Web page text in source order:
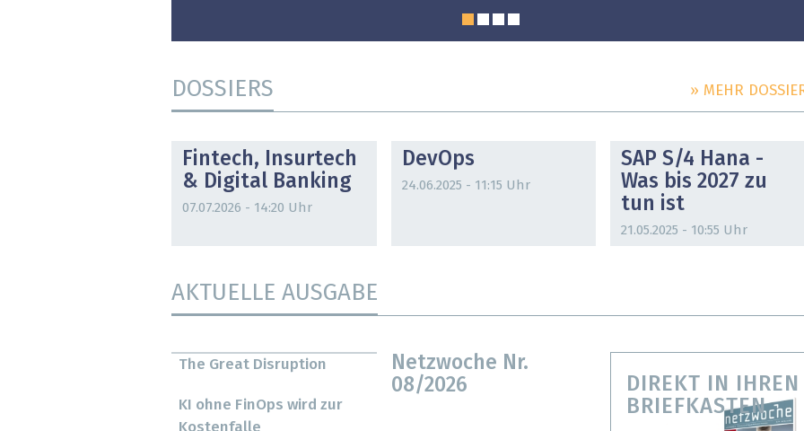
DOSSIERS » MEHR
Fintech, Insurtech
& Digital Banking
07.07.2026 - 14:20 Uhr
DevOps
24.06.2025 - 11:15 Uhr
SAP S/4 Hana -
Was bis 2027 zu
tun ist
21.05.2025 - 10:55 Uhr
AKTUELLE AUSGABE
Netzwoche Nr.
08/2026
The Great Disruption
KI ohne FinOps wird zur
DIREKT IN IHREN
BRIEFKASTEN